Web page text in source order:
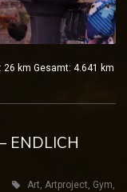
km Gesamt: 4.641 km
ENDLICH
Art, Artproject, Gym,